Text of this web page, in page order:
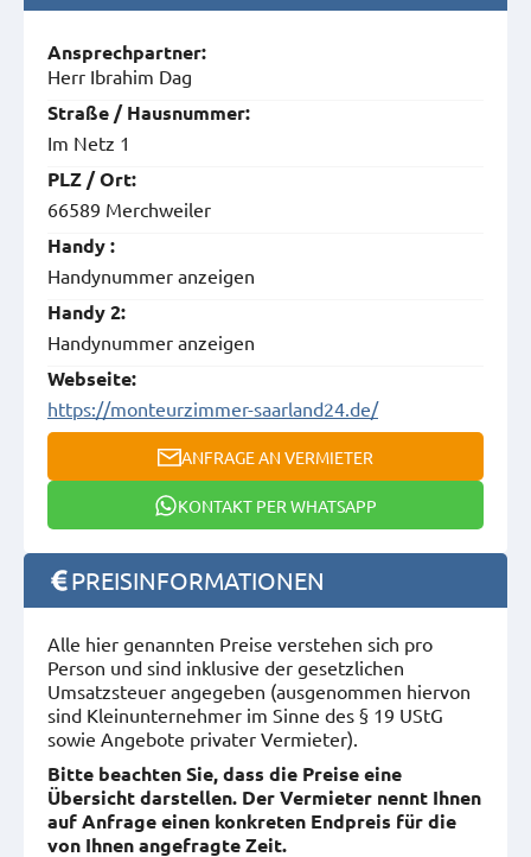
Ansprech­partner:
Herr Ibrahim Dag
Straße / Hausnummer:
Im Netz 1
PLZ / Ort:
66589 Merchweiler
Handy :
Handynummer anzeigen
Handy 2:
Handynummer anzeigen
Webseite:
https://monteurzimmer-saarland24.de/
ANFRAGE AN VERMIETER
KONTAKT PER WHATSAPP
PREISINFORMATIONEN
Alle hier genannten Preise verstehen sich pro
Person und sind inklusive der gesetzlichen
Umsatzsteuer angegeben (ausgenommen hiervon
sind Kleinunternehmer im Sinne des § 19 UStG
sowie Angebote privater Vermieter).
Bitte beachten Sie, dass die Preise eine
Übersicht darstellen. Der Vermieter nennt Ihnen
auf Anfrage einen konkreten Endpreis für die
von Ihnen angefragte Zeit.